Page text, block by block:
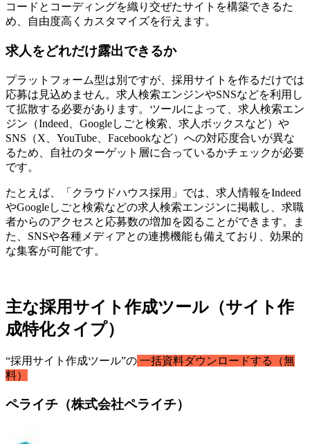
コードとコーディングを織り交ぜたサイトを構築できるた
め、自由度高くカスタマイズを行えます。
求人をどれだけ露出できるか
プラットフォーム型は別ですが、採用サイトを作るだけでは
応募は見込めません。求人検索エンジンやSNSなどを利用し
て拡散する必要があります。ツールによって、求人検索エン
ジン（Indeed、Googleしごと検索、求人ボックスなど）や
SNS（X、YouTube、Facebookなど）への対応度合いが異な
るため、自社のターゲット層に合っているかチェックが必要
です。
たとえば、「クラウドハウス採用」では、求人情報をIndeed
やGoogleしごと検索などの求人検索エンジンに掲載し、求職
者からのアクセスと応募数の増加を図ることができます。ま
た、SNSや各種メディアとの連携機能も備えており、効果的
な集客が可能です。
主な採用サイト作成ツール（サイト作
成特化タイプ）
“採用サイト作成ツール”の 一括資料ダウンロードする（無
料）
ペライチ（株式会社ペライチ）